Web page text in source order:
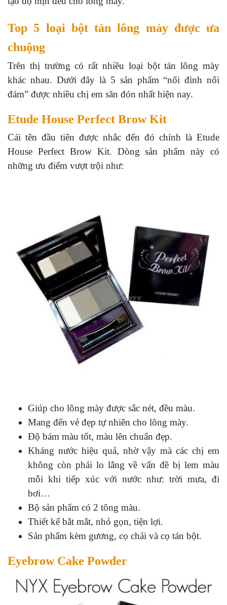
Top 5 loại bột tán lông mày được ưa
chuộng
Trên thị trường có rất nhiều loại bột tán lông mày
khác nhau. Dưới đây là 5 sản phẩm “nổi đình nổi
đám” được nhiều chị em săn đón nhất hiện nay.
Etude House Perfect Brow Kit
Cái tên đầu tiên được nhắc đến đó chính là Etude
House Perfect Brow Kit. Dòng sản phẩm này có
những ưu điểm vượt trội như:
Giúp cho lông mày được sắc nét, đều màu.
Mang đến vẻ đẹp tự nhiên cho lông mày.
Độ bám màu tốt, màu lên chuẩn đẹp.
Kháng nước hiệu quả, nhờ vậy mà các chị em
không còn phải lo lắng về vấn đề bị lem màu
mỗi khi tiếp xúc với nước như: trời mưa, đi
bơi…
Bộ sản phẩm có 2 tông màu.
Thiết kế bắt mắt, nhỏ gọn, tiện lợi.
Sản phẩm kèm gương, cọ chải và cọ tán bột.
Eyebrow Cake Powder